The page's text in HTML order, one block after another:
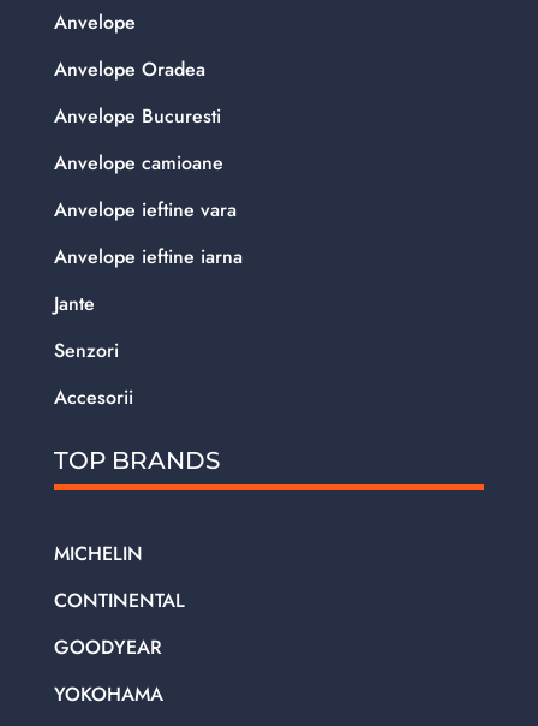
Anvelope
Anvelope Oradea
Anvelope Bucuresti
Anvelope camioane
Anvelope ieftine vara
Anvelope ieftine iarna
Jante
Senzori
Accesorii
TOP BRANDS
MICHELIN
CONTINENTAL
GOODYEAR
YOKOHAMA